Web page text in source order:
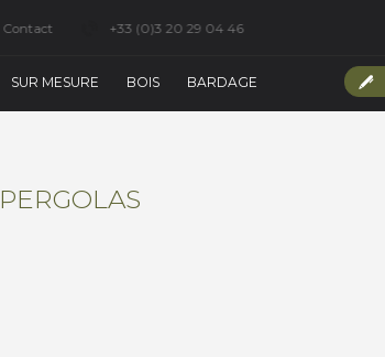
SUR MESURE BOIS BARDAGE
Contact +33 (0)3 20 29 04 46
PERGOLAS